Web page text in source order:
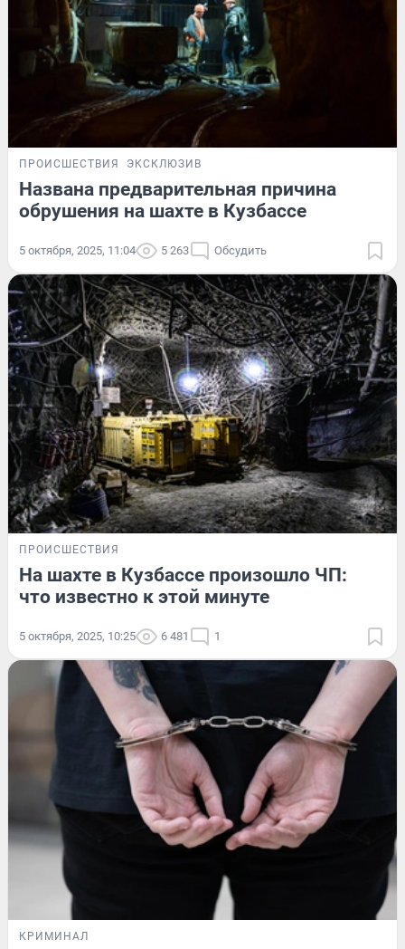
ПРОИСШЕСТВИЯ ЭКСКЛЮЗИВ
Названа предварительная причина
обрушения на шахте в Кузбассе
5 октября, 2025, 11:04 5 263 Обсудить
ПРОИСШЕСТВИЯ
На шахте в Кузбассе произошло ЧП:
что известно к этой минуте
5 октября, 2025, 10:25 6 481 1
КРИМИНАЛ